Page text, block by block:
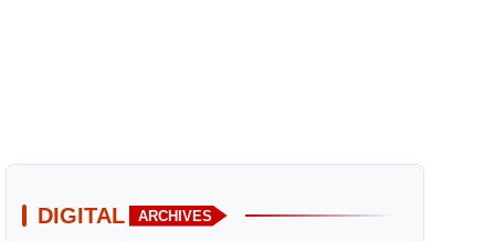
DIGITAL ARCHIVES